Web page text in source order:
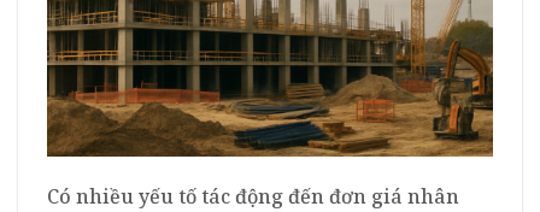
Có nhiều yếu tố tác động đến đơn giá nhân